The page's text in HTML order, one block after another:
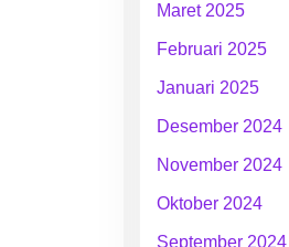
Maret 2025
Februari 2025
Januari 2025
Desember 2024
November 2024
Oktober 2024
September 2024